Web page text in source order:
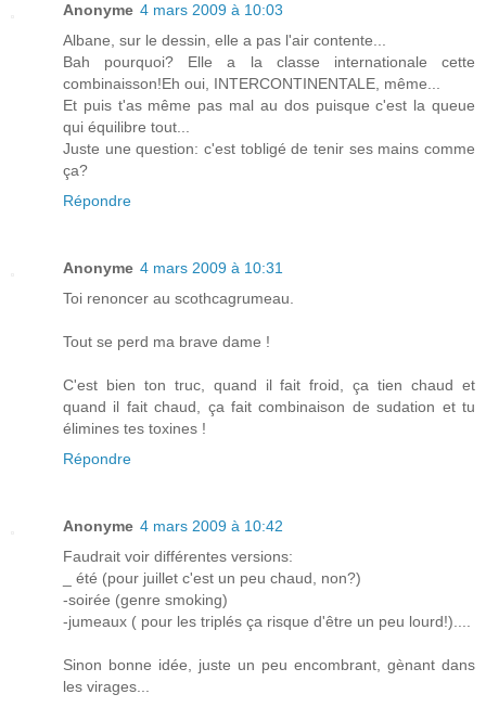
Anonyme 4 mars 2009 à 10:03
Albane, sur le dessin, elle a pas l'air contente...
Bah pourquoi? Elle a la classe internationale cette
combinaisson!Eh oui, INTERCONTINENTALE, même...
Et puis t'as même pas mal au dos puisque c'est la queue
qui équilibre tout...
Juste une question: c'est tobligé de tenir ses mains comme
ça?
Répondre
Anonyme 4 mars 2009 à 10:31
Toi renoncer au scothcagrumeau.
Tout se perd ma brave dame !
C'est bien ton truc, quand il fait froid, ça tien chaud et
quand il fait chaud, ça fait combinaison de sudation et tu
élimines tes toxines !
Répondre
Anonyme 4 mars 2009 à 10:42
Faudrait voir différentes versions:
_ été (pour juillet c'est un peu chaud, non?)
-soirée (genre smoking)
-jumeaux ( pour les triplés ça risque d'être un peu lourd!)....
Sinon bonne idée, juste un peu encombrant, gènant dans
les virages...